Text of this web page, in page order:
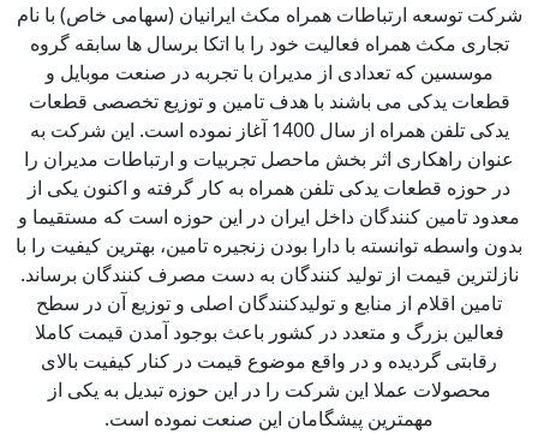
توسعه ارتباطات همراه مکث ایرانیان (سهامی خاص) با نام
مکث همراه فعالیت خود را با اتکا برسال ها سابقه گروه
موسسین که تعدادی از مدیران با تجربه در صنعت موبایل و
یدکی می باشند با هدف تامین و توزیع تخصصی قطعات
یدکی تلفن همراه از سال 1400 آغاز نموده است. این شرکت به
راهکاری اثر بخش ماحصل تجربیات و ارتباطات مدیران را
حوزه قطعات یدکی تلفن همراه به کار گرفته و اکنون یکی از
تامین کنندگان داخل ایران در این حوزه است که مستقیما و
واسطه توانسته با دارا بودن زنجیره تامین، بهترین کیفیت را با
قیمت از تولید کنندگان به دست مصرف کنندگان برساند.
تامین اقلام از منابع و تولیدکنندگان اصلی و توزیع آن در سطح
فعالین بزرگ و متعدد در کشور باعث بوجود آمدن قیمت کاملا
رقابتی گردیده و در واقع موضوع قیمت در کنار کیفیت بالای
محصولات عملا این شرکت را در این حوزه تبدیل به یکی از
مهمترین پیشگامان این صنعت نموده است.